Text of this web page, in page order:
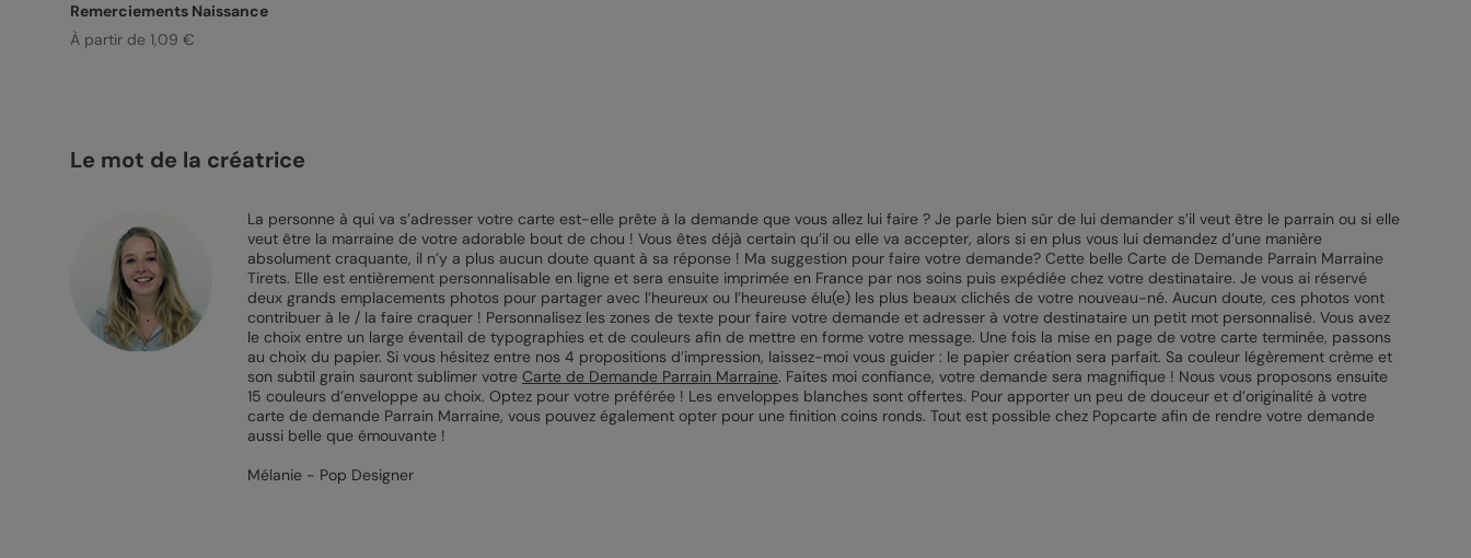
Remerciements Naissance
À partir de 1,09 €
Le mot de la créatrice
La personne à qui va s’adresser votre carte est-elle prête à la demande que vous allez lui faire ? Je parle bien sûr de lui demander s’il veut être le parrain ou si elle
veut être la marraine de votre adorable bout de chou ! Vous êtes déjà certain qu’il ou elle va accepter, alors si en plus vous lui demandez d’une manière
absolument craquante, il n’y a plus aucun doute quant à sa réponse ! Ma suggestion pour faire votre demande? Cette belle Carte de Demande Parrain Marraine
Tirets. Elle est entièrement personnalisable en ligne et sera ensuite imprimée en France par nos soins puis expédiée chez votre destinataire. Je vous ai réservé
deux grands emplacements photos pour partager avec l’heureux ou l’heureuse élu(e) les plus beaux clichés de votre nouveau-né. Aucun doute, ces photos vont
contribuer à le / la faire craquer ! Personnalisez les zones de texte pour faire votre demande et adresser à votre destinataire un petit mot personnalisé. Vous avez
le choix entre un large éventail de typographies et de couleurs afin de mettre en forme votre message. Une fois la mise en page de votre carte terminée, passons
au choix du papier. Si vous hésitez entre nos 4 propositions d’impression, laissez-moi vous guider : le papier création sera parfait. Sa couleur légèrement crème et
son subtil grain sauront sublimer votre Carte de Demande Parrain Marraine. Faites moi confiance, votre demande sera magnifique ! Nous vous proposons ensuite
15 couleurs d’enveloppe au choix. Optez pour votre préférée ! Les enveloppes blanches sont offertes. Pour apporter un peu de douceur et d’originalité à votre
carte de demande Parrain Marraine, vous pouvez également opter pour une finition coins ronds. Tout est possible chez Popcarte afin de rendre votre demande
aussi belle que émouvante !
Mélanie - Pop Designer